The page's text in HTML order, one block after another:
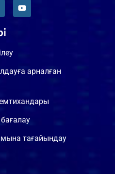
арналған
бағалау
тағайындау